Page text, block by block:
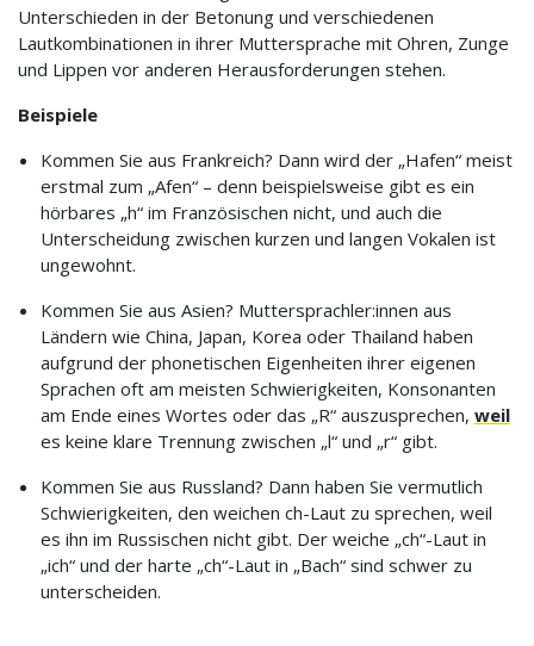
Unterschieden in der Betonung und verschiedenen
Lautkombinationen in ihrer Muttersprache mit Ohren, Zunge
und Lippen vor anderen Herausforderungen stehen.
Beispiele
Kommen Sie aus Frankreich? Dann wird der „Hafen“ meist
erstmal zum „Afen“ – denn beispielsweise gibt es ein
hörbares „h“ im Französischen nicht, und auch die
Unterscheidung zwischen kurzen und langen Vokalen ist
ungewohnt.
Kommen Sie aus Asien? Muttersprachler:innen aus
Ländern wie China, Japan, Korea oder Thailand haben
aufgrund der phonetischen Eigenheiten ihrer eigenen
Sprachen oft am meisten Schwierigkeiten, Konsonanten
am Ende eines Wortes oder das „R“ auszusprechen, weil
es keine klare Trennung zwischen „l“ und „r“ gibt.
Kommen Sie aus Russland? Dann haben Sie vermutlich
Schwierigkeiten, den weichen ch-Laut zu sprechen, weil
es ihn im Russischen nicht gibt. Der weiche „ch“-Laut in
„ich“ und der harte „ch“-Laut in „Bach“ sind schwer zu
unterscheiden.